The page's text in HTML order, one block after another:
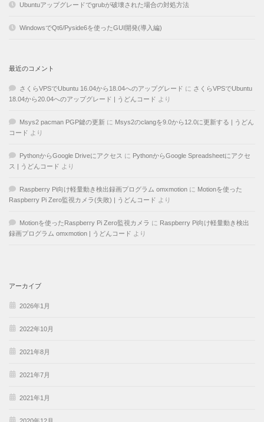
Ubuntuアップグレードでgrubが破壊された場合の対処方法
WindowsでQt6/Pyside6を使ったGUI開発(導入編)
最近のコメント
さくらVPSでUbuntu 16.04から18.04へのアップグレード に さくらVPSでUbuntu
18.04から20.04へのアップグレード | うどんコード より
Msys2 pacman PGP鍵の更新 に Msys2のclangを9.0から12.0に更新する | うどん
コード より
PythonからGoogle Driveにアクセス に PythonからGoogle Spreadsheetにアクセ
ス | うどんコード より
Raspberry Pi向け軽量動き検出録画プログラム omxmotion に Motionを使った
Raspberry Pi Zero監視カメラ(失敗) | うどんコード より
Motionを使ったRaspberry Pi Zero監視カメラ に Raspberry Pi向け軽量動き検出
録画プログラム omxmotion | うどんコード より
アーカイブ
2026年1月
2022年10月
2021年8月
2021年7月
2021年1月